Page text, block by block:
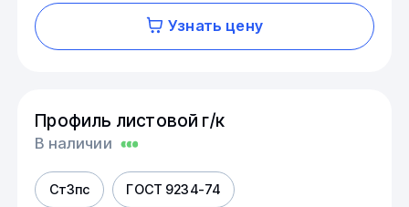
Узнать цену
Профиль листовой г/к
В наличии
Ст3пс ГОСТ 9234-74